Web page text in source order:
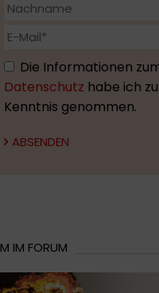
Die Informationen
Datenschutz habe ich
Kenntnis genommen.
ABSENDEN
IM FORUM